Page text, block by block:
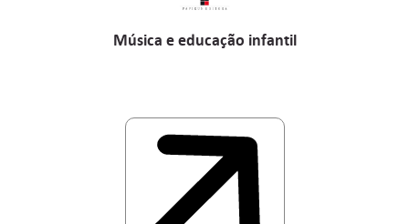
Música e educação infantil